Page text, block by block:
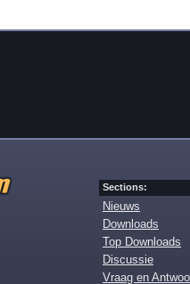
Sections:
Nieuws
Downloads
Top Downloads
Discussie
Vraag en